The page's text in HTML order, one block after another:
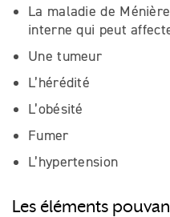
La maladie de
interne qui peut
Une tumeur
L’hérédité
L’obésité
Fumer
L’hypertension
Les éléments